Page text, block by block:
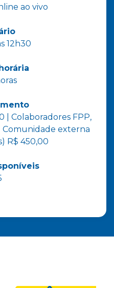
ao vivo
12h30
| Colaboradores FPP,
Comunidade externa
R$ 450,00